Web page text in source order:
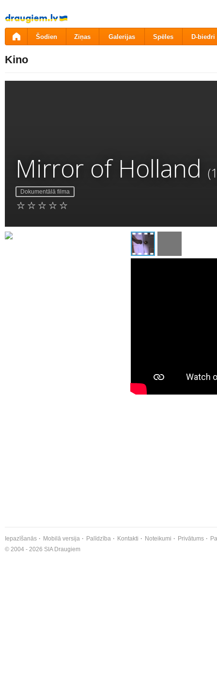
Pāriet
uz
saturu
Šodien Ziņas Galerijas Spēles D-biedri
Kino
Mirror of Holland
Dokumentālā filma
Iepazīšanās Mobilā versija Palīdzība Kontakti Noteikumi Privātums
© 2004 - 2026 SIA Draugiem